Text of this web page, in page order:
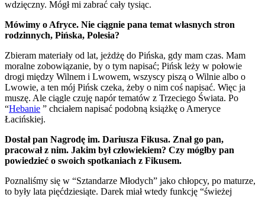
wdzięczny. Mógł mi zabrać cały tysiąc.
Mówimy o Afryce. Nie ciągnie pana temat własnych stron
rodzinnych, Pińska, Polesia?
Zbieram materiały od lat, jeżdżę do Pińska, gdy mam czas. Mam
moralne zobowiązanie, by o tym napisać; Pińsk leży w połowie
drogi między Wilnem i Lwowem, wszyscy piszą o Wilnie albo o
Lwowie, a ten mój Pińsk czeka, żeby o nim coś napisać. Więc ja
muszę. Ale ciągle czuję napór tematów z Trzeciego Świata. Po
“Hebanie ” chciałem napisać podobną książkę o Ameryce
Łacińskiej.
Dostał pan Nagrodę im. Dariusza Fikusa. Znał go pan,
pracował z nim. Jakim był człowiekiem? Czy mógłby pan
powiedzieć o swoich spotkaniach z Fikusem.
Poznaliśmy się w “Sztandarze Młodych” jako chłopcy, po maturze,
to były lata pięćdziesiąte. Darek miał wtedy funkcję “świeżej